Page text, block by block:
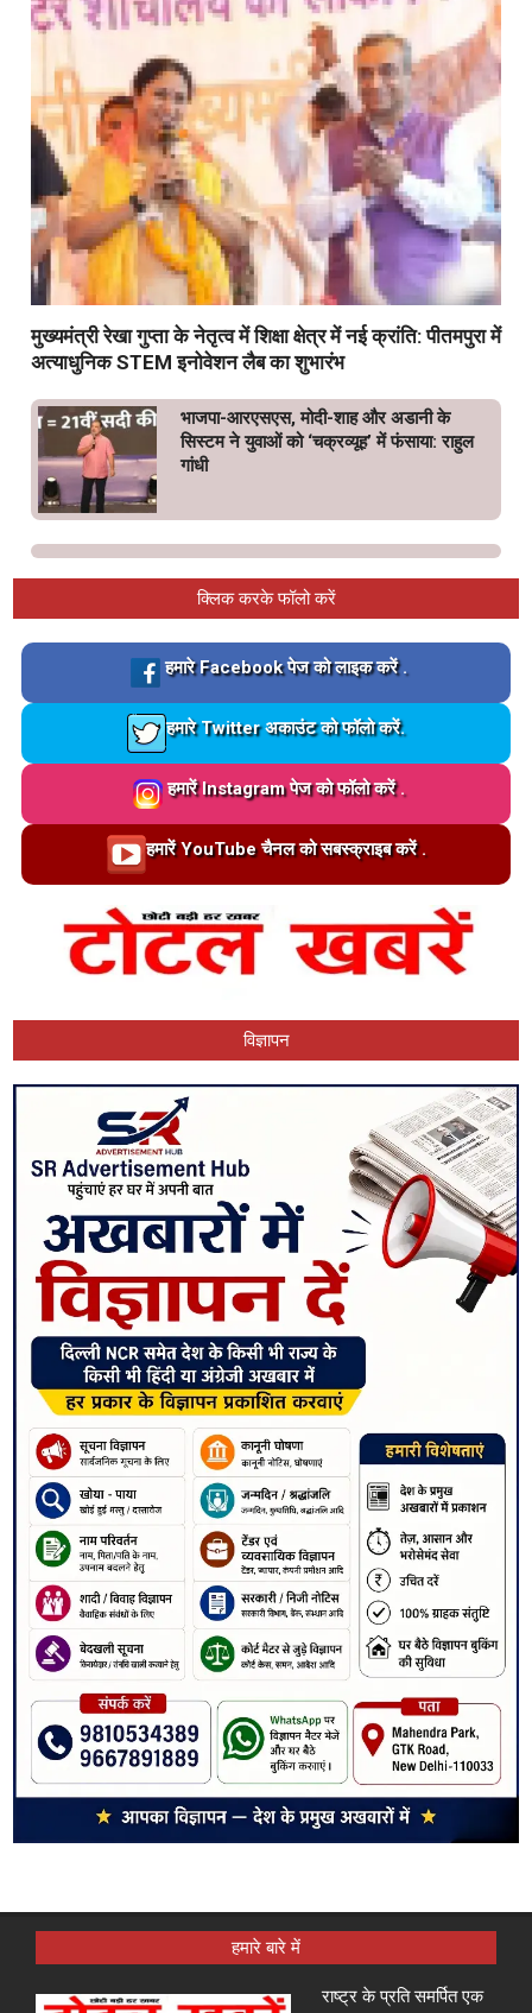
मुख्यमंत्री रेखा गुप्ता के नेतृत्व में शिक्षा क्षेत्र में नई क्रांति: पीतमपुरा में
अत्याधुनिक STEM इनोवेशन लैब का शुभारंभ
भाजपा-आरएसएस, मोदी-शाह और अडानी के
सिस्टम ने युवाओं को ‘चक्रव्यूह’ में फंसाया: राहुल
गांधी
क्लिक करके फॉलो करें
Loading…
हमारे Facebook पेज को लाइक करें .
Loading…
हमारे Twitter अकाउंट को फॉलो करें.
Loading…
हमारें Instagram पेज को फॉलो करें .
Loading…हमारें YouTube चैनल को सबस्क्राइब करें .
विज्ञापन
हमारे बारे में
राष्ट्र के प्रति समर्पित एक